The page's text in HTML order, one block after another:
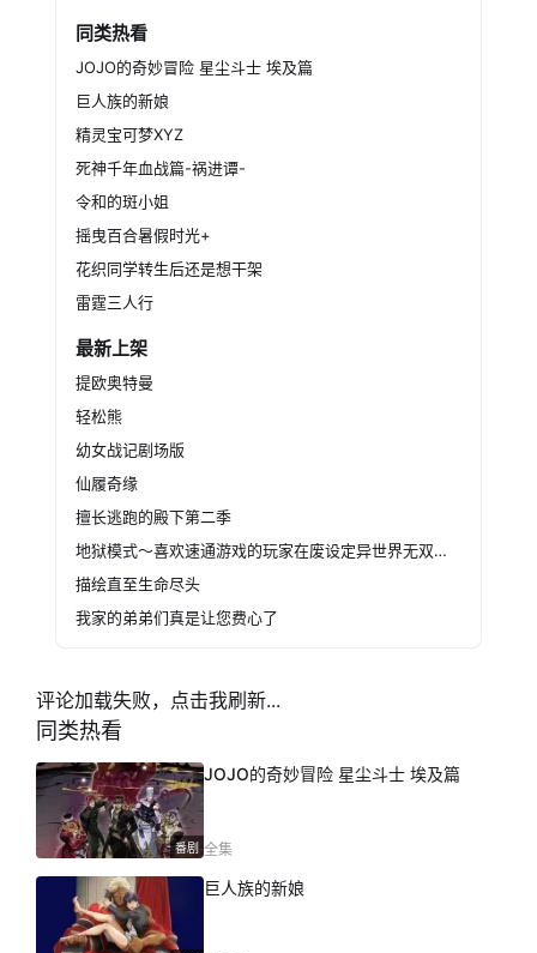
想起曾经遗忘的，值得怀念的点点滴滴。
与眺
望着大海的少女相遇。
相遇。
与寻找回亿和海盗船的少女相遇。
与住在宁静灯塔的少女相遇。
新伙伴——曾经想着，如果这个暑假永远不会结
束就好了。
同类热看
JOJO的奇妙冒险 星尘斗士 埃及篇
巨人族的新娘
精灵宝可梦XYZ
死神千年血战篇-祸进谭-
令和的斑小姐
摇曳百合暑假时光+
花织同学转生后还是想干架
雷霆三人行
最新上架
提欧奥特曼
轻松熊
幼女战记剧场版
仙履奇缘
擅长逃跑的殿下第二季
地狱模式～喜欢速通游戏的玩家在废设定异世界无双～第二季
描绘直至生命尽头
我家的弟弟们真是让您费心了
评论加载失败，点击我刷新...
同类热看
番剧
JOJO的奇妙冒险 星尘斗士 埃及篇
全集
巨人族的新娘